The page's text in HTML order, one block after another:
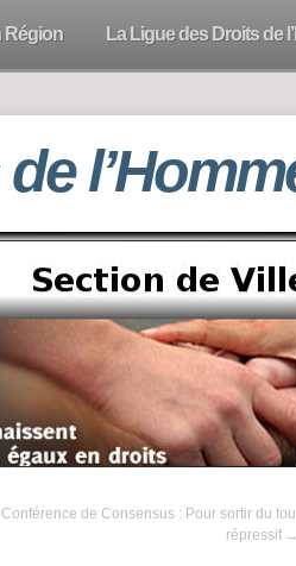
Région La Ligue des Droits de
Conférence de Consensus : Pour sortir du
répressif →